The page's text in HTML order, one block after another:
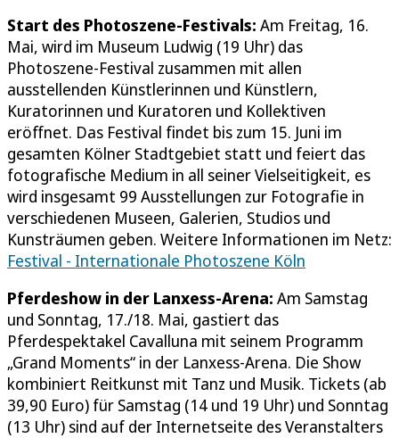
Start des Photoszene-Festivals: Am Freitag, 16.
Mai, wird im Museum Ludwig (19 Uhr) das
Photoszene-Festival zusammen mit allen
ausstellenden Künstlerinnen und Künstlern,
Kuratorinnen und Kuratoren und Kollektiven
eröffnet. Das Festival findet bis zum 15. Juni im
gesamten Kölner Stadtgebiet statt und feiert das
fotografische Medium in all seiner Vielseitigkeit, es
wird insgesamt 99 Ausstellungen zur Fotografie in
verschiedenen Museen, Galerien, Studios und
Kunsträumen geben. Weitere Informationen im Netz:
Festival - Internationale Photoszene Köln
Pferdeshow in der Lanxess-Arena: Am Samstag
und Sonntag, 17./18. Mai, gastiert das
Pferdespektakel Cavalluna mit seinem Programm
„Grand Moments“ in der Lanxess-Arena. Die Show
kombiniert Reitkunst mit Tanz und Musik. Tickets (ab
39,90 Euro) für Samstag (14 und 19 Uhr) und Sonntag
(13 Uhr) sind auf der Internetseite des Veranstalters